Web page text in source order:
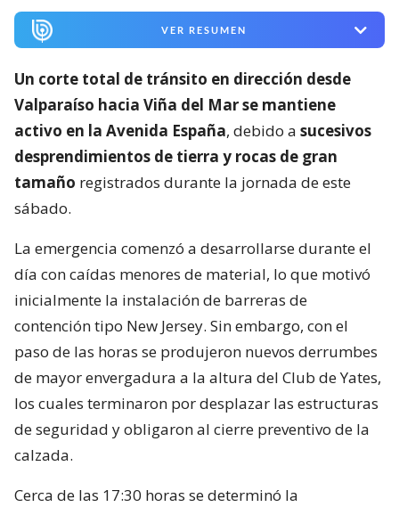
VER RESUMEN
Un corte total de tránsito en dirección desde
Valparaíso hacia Viña del Mar se mantiene
activo en la Avenida España, debido a sucesivos
desprendimientos de tierra y rocas de gran
tamaño registrados durante la jornada de este
sábado.
La emergencia comenzó a desarrollarse durante el
día con caídas menores de material, lo que motivó
inicialmente la instalación de barreras de
contención tipo New Jersey. Sin embargo, con el
paso de las horas se produjeron nuevos derrumbes
de mayor envergadura a la altura del Club de Yates,
los cuales terminaron por desplazar las estructuras
de seguridad y obligaron al cierre preventivo de la
calzada.
Cerca de las 17:30 horas se determinó la